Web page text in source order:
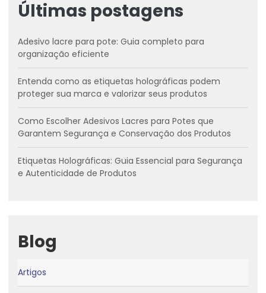
Últimas postagens
Adesivo lacre para pote: Guia completo para
organização eficiente
Entenda como as etiquetas holográficas podem
proteger sua marca e valorizar seus produtos
Como Escolher Adesivos Lacres para Potes que
Garantem Segurança e Conservação dos Produtos
Etiquetas Holográficas: Guia Essencial para Segurança
e Autenticidade de Produtos
Blog
Artigos